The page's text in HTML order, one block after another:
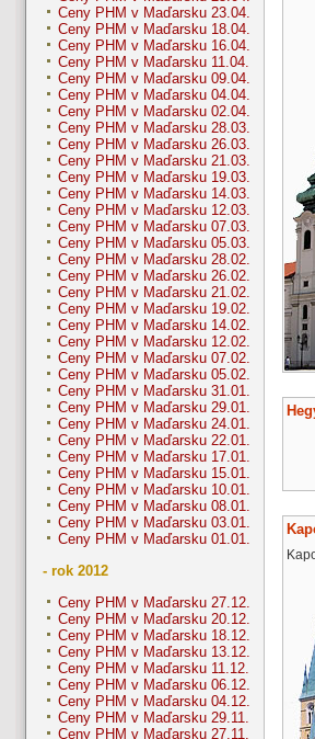
Ceny PHM v Maďarsku 23.04.
Ceny PHM v Maďarsku 18.04.
Ceny PHM v Maďarsku 16.04.
Ceny PHM v Maďarsku 11.04.
Ceny PHM v Maďarsku 09.04.
Ceny PHM v Maďarsku 04.04.
Ceny PHM v Maďarsku 02.04.
Ceny PHM v Maďarsku 28.03.
Ceny PHM v Maďarsku 26.03.
Ceny PHM v Maďarsku 21.03.
Ceny PHM v Maďarsku 19.03.
Ceny PHM v Maďarsku 14.03.
Ceny PHM v Maďarsku 12.03.
Ceny PHM v Maďarsku 07.03.
Ceny PHM v Maďarsku 05.03.
Ceny PHM v Maďarsku 28.02.
Ceny PHM v Maďarsku 26.02.
Ceny PHM v Maďarsku 21.02.
Ceny PHM v Maďarsku 19.02.
Ceny PHM v Maďarsku 14.02.
Ceny PHM v Maďarsku 12.02.
Ceny PHM v Maďarsku 07.02.
Ceny PHM v Maďarsku 05.02.
Ceny PHM v Maďarsku 31.01.
Ceny PHM v Maďarsku 29.01.
Ceny PHM v Maďarsku 24.01.
Ceny PHM v Maďarsku 22.01.
Ceny PHM v Maďarsku 17.01.
Ceny PHM v Maďarsku 15.01.
Ceny PHM v Maďarsku 10.01.
Ceny PHM v Maďarsku 08.01.
Ceny PHM v Maďarsku 03.01.
Ceny PHM v Maďarsku 01.01.
- rok 2012
Ceny PHM v Maďarsku 27.12.
Ceny PHM v Maďarsku 20.12.
Ceny PHM v Maďarsku 18.12.
Ceny PHM v Maďarsku 13.12.
Ceny PHM v Maďarsku 11.12.
Ceny PHM v Maďarsku 06.12.
Ceny PHM v Maďarsku 04.12.
Ceny PHM v Maďarsku 29.11.
Ceny PHM v Maďarsku 27.11.